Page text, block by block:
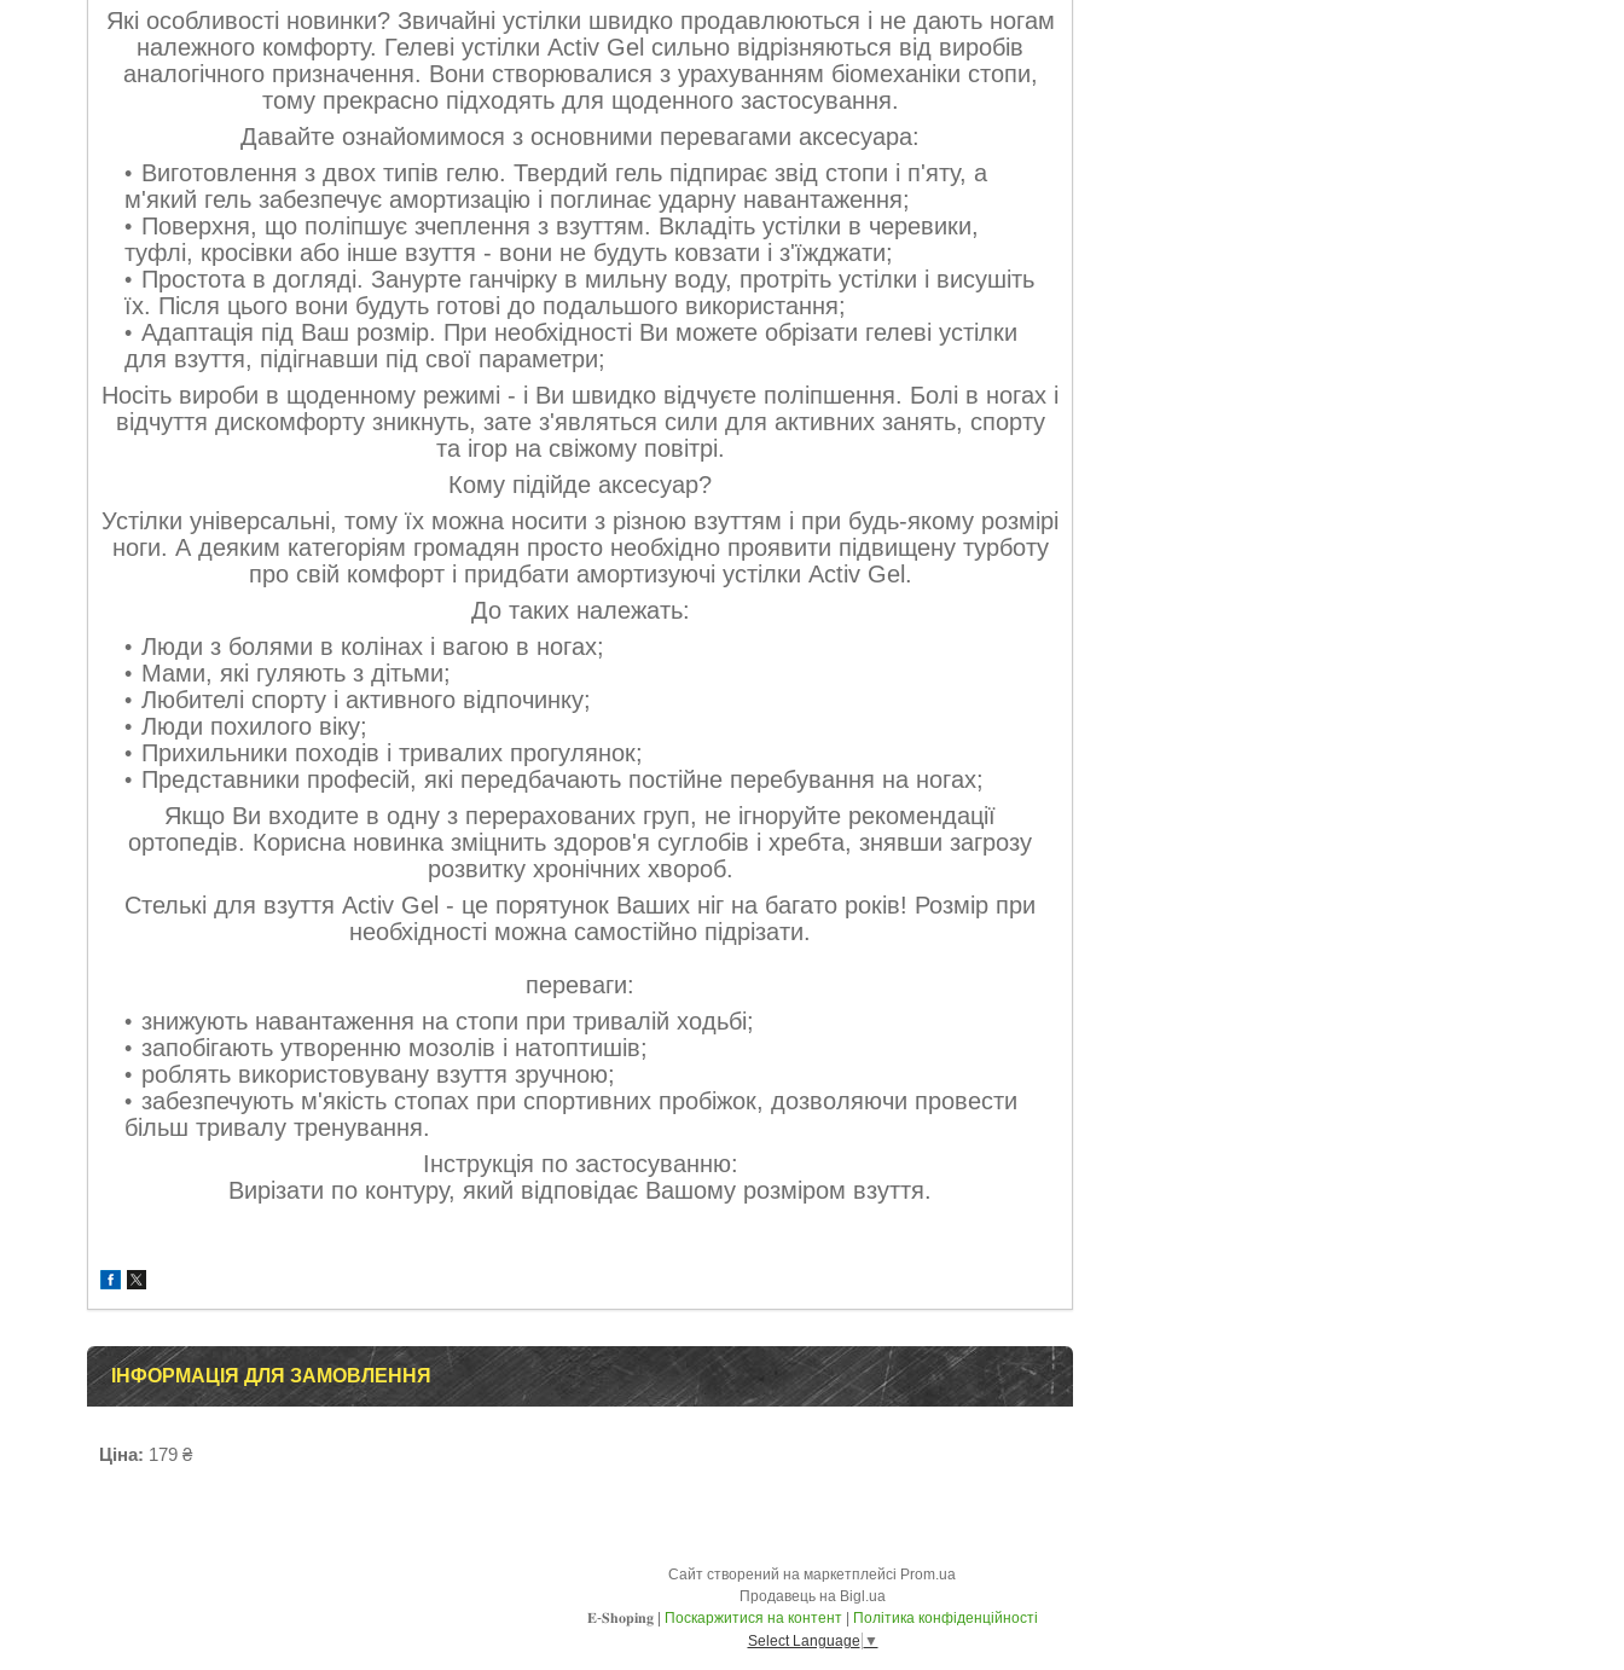
Які особливості новинки? Звичайні устілки швидко продавлюються і не дають ногам
належного комфорту. Гелеві устілки Activ Gel сильно відрізняються від виробів
аналогічного призначення. Вони створювалися з урахуванням біомеханіки стопи,
тому прекрасно підходять для щоденного застосування.
Давайте ознайомимося з основними перевагами аксесуара:
Виготовлення з двох типів гелю. Твердий гель підпирає звід стопи і п'яту, а
м'який гель забезпечує амортизацію і поглинає ударну навантаження;
Поверхня, що поліпшує зчеплення з взуттям. Вкладіть устілки в черевики,
туфлі, кросівки або інше взуття - вони не будуть ковзати і з'їжджати;
Простота в догляді. Занурте ганчірку в мильну воду, протріть устілки і висушіть
їх. Після цього вони будуть готові до подальшого використання;
Адаптація під Ваш розмір. При необхідності Ви можете обрізати гелеві устілки
для взуття, підігнавши під свої параметри;
Носіть вироби в щоденному режимі - і Ви швидко відчуєте поліпшення. Болі в ногах і
відчуття дискомфорту зникнуть, зате з'являться сили для активних занять, спорту
та ігор на свіжому повітрі.
Кому підійде аксесуар?
Устілки універсальні, тому їх можна носити з різною взуттям і при будь-якому розмірі
ноги. А деяким категоріям громадян просто необхідно проявити підвищену турботу
про свій комфорт і придбати амортизуючі устілки Activ Gel.
До таких належать:
Люди з болями в колінах і вагою в ногах;
Мами, які гуляють з дітьми;
Любителі спорту і активного відпочинку;
Люди похилого віку;
Прихильники походів і тривалих прогулянок;
Представники професій, які передбачають постійне перебування на ногах;
Якщо Ви входите в одну з перерахованих груп, не ігноруйте рекомендації
ортопедів. Корисна новинка зміцнить здоров'я суглобів і хребта, знявши загрозу
розвитку хронічних хвороб.
Cтелькі для взуття Activ Gel - це порятунок Ваших ніг на багато років! Розмір при
необхідності можна самостійно підрізати.
переваги:
знижують навантаження на стопи при тривалій ходьбі;
запобігають утворенню мозолів і натоптишів;
роблять використовувану взуття зручною;
забезпечують м'якість стопах при спортивних пробіжок, дозволяючи провести
більш тривалу тренування.
Інструкція по застосуванню:
Вирізати по контуру, який відповідає Вашому розміром взуття.
ІНФОРМАЦІЯ ДЛЯ ЗАМОВЛЕННЯ
Ціна: 179 ₴
Сайт створений на маркетплейсі Prom.ua
Продавець на Bigl.ua
Поскаржитися на контент
Політика конфіденційності
Select Language ▼